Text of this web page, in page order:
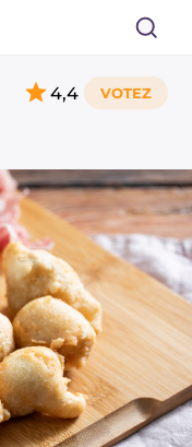
4,4